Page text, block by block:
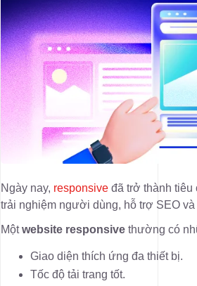
Ngày nay, responsive đã trở thành tiêu
trải nghiệm người dùng, hỗ trợ SEO
Mộtwebsite responsive thường có
Giao diện thích ứng đa thiết bị.
Tốc độ tải trang tốt.